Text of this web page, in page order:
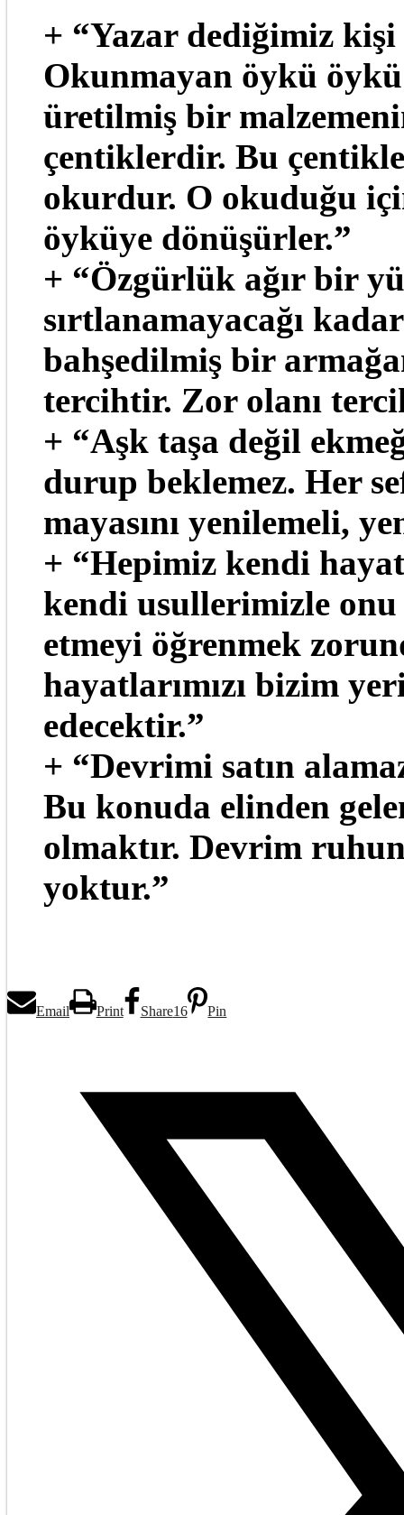
+ “Yazar dediğimiz
Okunmayan öykü
üretilmiş bir
çentiklerdir. Bu
okurdur. O okuduğu
öyküye dönüşürler.”
+ “Özgürlük ağır bir
sırtlanamayacağı
bahşedilmiş bir
tercihtir. Zor olanı
+ “Aşk taşa değil
durup beklemez. Her
mayasını yenilemeli,
+ “Hepimiz kendi
kendi usullerimizle
etmeyi öğrenmek
hayatlarımızı bizim
edecektir.”
+ “Devrimi satın
Bu konuda elinden
olmaktır. Devrim
yoktur.”
Email Print Share16 Pin